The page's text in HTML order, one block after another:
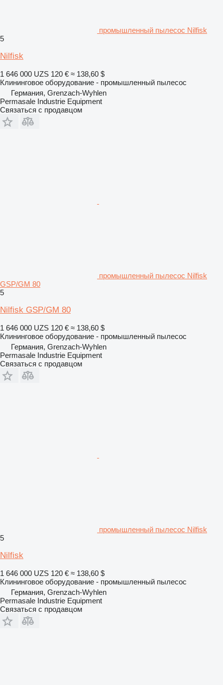
промышленный пылесос Nilfisk
5
Nilfisk
1 646 000 UZS 120 € ≈ 138,60 $
Клининговое оборудование - промышленный пылесос
Германия, Grenzach-Wyhlen
Permasale Industrie Equipment
Связаться с продавцом
промышленный пылесос Nilfisk
GSP/GM 80
5
Nilfisk GSP/GM 80
1 646 000 UZS 120 € ≈ 138,60 $
Клининговое оборудование - промышленный пылесос
Германия, Grenzach-Wyhlen
Permasale Industrie Equipment
Связаться с продавцом
промышленный пылесос Nilfisk
5
Nilfisk
1 646 000 UZS 120 € ≈ 138,60 $
Клининговое оборудование - промышленный пылесос
Германия, Grenzach-Wyhlen
Permasale Industrie Equipment
Связаться с продавцом